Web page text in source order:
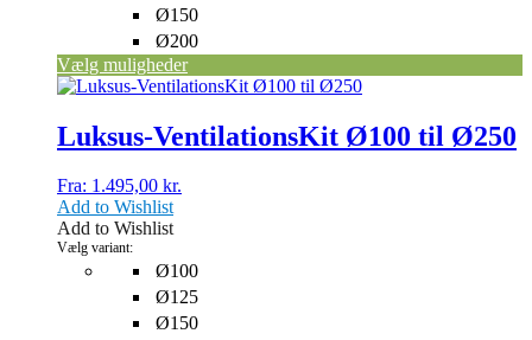
Ø150
Ø200
Vælg muligheder
Luksus-VentilationsKit Ø100 til Ø250
Fra: 1.495,00 kr.
Ø100
Ø125
Ø150
Vælg variant:
Dette
har
flere
Mulighederne
kan
vælges
på
varesiden
Add to Wishlist
Add to Wishlist